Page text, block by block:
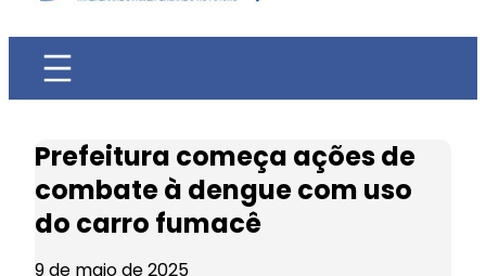
Prefeitura começa ações de
combate à dengue com uso
do carro fumacê
9 de maio de 2025